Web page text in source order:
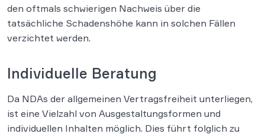
den oftmals schwierigen Nachweis über die
tatsächliche Schadenshöhe kann in solchen Fällen
verzichtet werden.
Individuelle Beratung
Da NDAs der allgemeinen Vertragsfreiheit unterliegen,
ist eine Vielzahl von Ausgestaltungsformen und
individuellen Inhalten möglich. Dies führt folglich zu